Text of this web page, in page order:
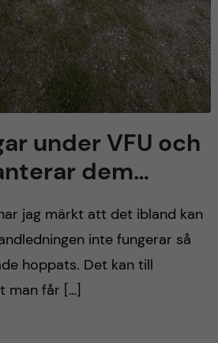
under VFU och
dem…
jag märkt att det ibland kan
inte fungerar så
hoppats. Det kan till
man får […]